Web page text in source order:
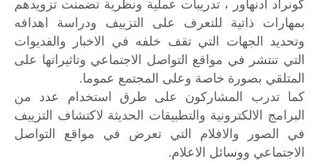
بمهارات ذاتية للتعرف على التزييف ودراسة اهدافه
وتحديد الجهات التي تقف خلفه في الاخبار والفديوات
التي تنتشر في مواقع التواصل الاجتماعي وتاثيراتها على
المتلقي بصورة خاصة وعلى المجتمع عموما.
كما تدرب المشاركون على طرق استخدام عدد من
البرامج الالكترونية والتطبيقات الحديثة لاكتشاف التزييف
في الصور والافلام التي تعرض في مواقع التواصل
الاجتماعي ووسائل الاعلام.